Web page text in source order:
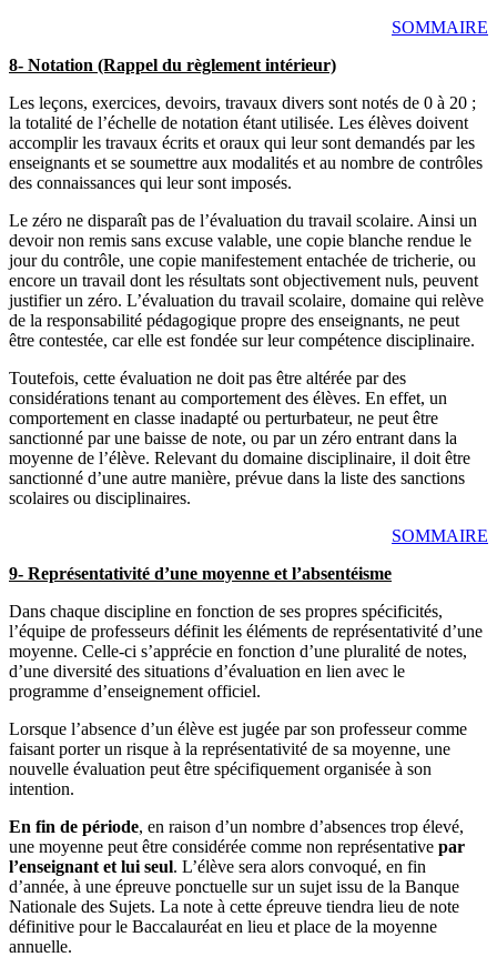
SOMMAIRE
8- Notation (Rappel du règlement intérieur)
Les leçons, exercices, devoirs, travaux divers sont notés de 0 à 20 ;
la totalité de l’échelle de notation étant utilisée. Les élèves doivent
accomplir les travaux écrits et oraux qui leur sont demandés par les
enseignants et se soumettre aux modalités et au nombre de contrôles
des connaissances qui leur sont imposés.
Le zéro ne disparaît pas de l’évaluation du travail scolaire. Ainsi un
devoir non remis sans excuse valable, une copie blanche rendue le
jour du contrôle, une copie manifestement entachée de tricherie, ou
encore un travail dont les résultats sont objectivement nuls, peuvent
justifier un zéro. L’évaluation du travail scolaire, domaine qui relève
de la responsabilité pédagogique propre des enseignants, ne peut
être contestée, car elle est fondée sur leur compétence disciplinaire.
Toutefois, cette évaluation ne doit pas être altérée par des
considérations tenant au comportement des élèves. En effet, un
comportement en classe inadapté ou perturbateur, ne peut être
sanctionné par une baisse de note, ou par un zéro entrant dans la
moyenne de l’élève. Relevant du domaine disciplinaire, il doit être
sanctionné d’une autre manière, prévue dans la liste des sanctions
scolaires ou disciplinaires.
SOMMAIRE
9- Représentativité d’une moyenne et l’absentéisme
Dans chaque discipline en fonction de ses propres spécificités,
l’équipe de professeurs définit les éléments de représentativité d’une
moyenne. Celle-ci s’apprécie en fonction d’une pluralité de notes,
d’une diversité des situations d’évaluation en lien avec le
programme d’enseignement officiel.
Lorsque l’absence d’un élève est jugée par son professeur comme
faisant porter un risque à la représentativité de sa moyenne, une
nouvelle évaluation peut être spécifiquement organisée à son
intention.
En fin de période, en raison d’un nombre d’absences trop élevé,
une moyenne peut être considérée comme non représentative par
l’enseignant et lui seul. L’élève sera alors convoqué, en fin
d’année, à une épreuve ponctuelle sur un sujet issu de la Banque
Nationale des Sujets. La note à cette épreuve tiendra lieu de note
définitive pour le Baccalauréat en lieu et place de la moyenne
annuelle.